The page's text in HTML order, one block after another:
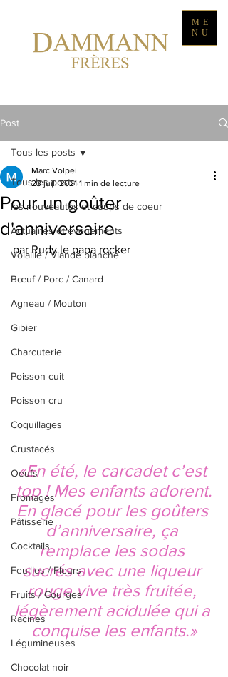
ME
NU
Post
Tous les posts
les nouveautés et coups de coeur
Actualités et événements
Volaille / Viande blanche
Bœuf / Porc / Canard
Agneau / Mouton
Gibier
Charcuterie
Poisson cuit
Poisson cru
Coquillages
Crustacés
Oeufs
Fromages
Pâtisserie
Cocktails
Feuilles / Fleurs
Fruits / Courges
Racines
Légumineuses
Chocolat noir
Tous les posts
Pour un goûter
d'anniversaire
Marc Volpei
23 juil. 2021 1 min de lecture
par Rudy le papa rocker
«En été, le carcadet c’est
top ! Mes enfants adorent.
En glacé pour les goûters
d’anniversaire, ça
remplace les sodas
sucrés avec une liqueur
rouge vive très fruitée,
légèrement acidulée qui a
conquise les enfants.»